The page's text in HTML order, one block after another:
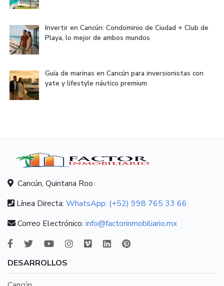
Invertir en Cancún: Condominio de Ciudad + Club de
Playa, lo mejor de ambos mundos
Guía de marinas en Cancún para inversionistas con
yate y lifestyle náutico premium
Cancún, Quintana Roo
Línea Directa: WhatsApp: (+52) 998 765 33 66
Correo Electrónico: info@factorinmobiliario.mx
DESARROLLOS